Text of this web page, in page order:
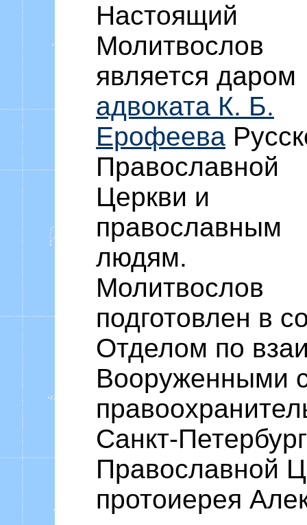
Настоящий
Молитвослов
является даром
адвоката К. Б.
Ерофеева
Православной
Церкви и
православным
людям.
Молитвослов
подготовлен в
Отделом по
Вооруженными
Санкт-
Православной
протоиерея